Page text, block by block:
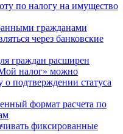
по налогу на имущество
гражданами
через банковские
граждан расширен
налог» можно
о подтверждении статуса
формат расчета по
фиксированные